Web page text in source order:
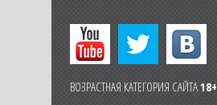
ВОЗРАСТНАЯ КАТЕГОРИЯ САЙТА18+